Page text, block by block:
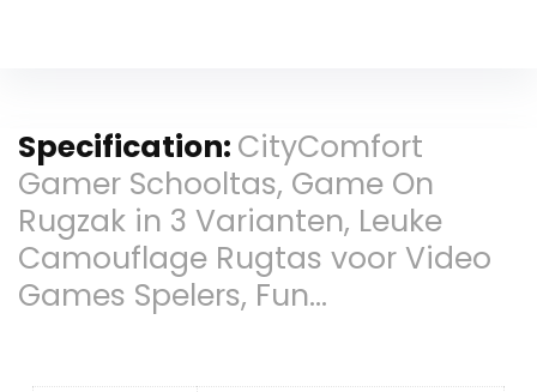
Specification: CityComfort
Gamer Schooltas, Game On
Rugzak in 3 Varianten, Leuke
Camouflage Rugtas voor Video
Games Spelers, Fun…